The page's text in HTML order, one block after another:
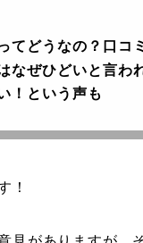
てどうなの？口コ
なぜひどいと言わ
！という声も
！